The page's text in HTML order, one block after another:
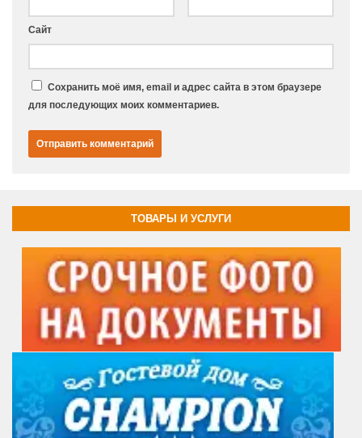
Сайт
Сохранить моё имя, email и адрес сайта в этом браузере
для последующих моих комментариев.
ТОВАРЫ И УСЛУГИ